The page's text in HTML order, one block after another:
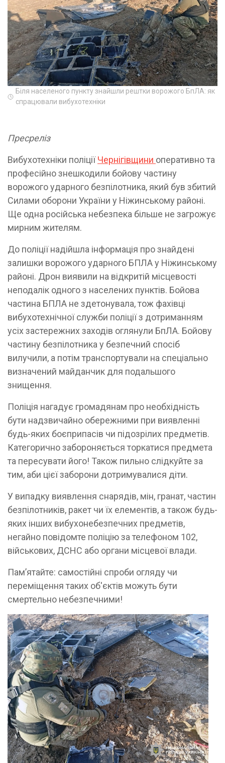
Біля населеного пункту знайшли рештки ворожого БпЛА: як
спрацювали вибухотехніки
Пресреліз
Вибухотехніки поліціїЧернігівщини оперативно та
професійно знешкодили бойову частину
ворожого ударного безпілотника, який був збитий
Силами оборони України у Ніжинському районі.
Ще одна російська небезпека більше не загрожує
мирним жителям.
До поліції надійшла інформація про знайдені
залишки ворожого ударного БПЛА у Ніжинському
районі. Дрон виявили на відкритій місцевості
неподалік одного з населених пунктів. Бойова
частина БПЛА не здетонувала, тож фахівці
вибухотехнічної служби поліції з дотриманням
усіх застережних заходів оглянули БпЛА. Бойову
частину безпілотника у безпечний спосіб
вилучили, а потім транспортували на спеціально
визначений майданчик для подальшого
знищення.
Поліція нагадує громадянам про необхідність
бути надзвичайно обережними при виявленні
будь-яких боєприпасів чи підозрілих предметів.
Категорично забороняється торкатися предмета
та пересувати його! Також пильно слідкуйте за
тим, аби цієї заборони дотримувалися діти.
У випадку виявлення снарядів, мін, гранат, частин
безпілотників, ракет чи їх елементів, а також будь-
яких інших вибухонебезпечних предметів,
негайно повідомте поліцію за телефоном 102,
військових, ДСНС або органи місцевої влади.
Пам’ятайте: самостійні спроби огляду чи
переміщення таких об'єктів можуть бути
смертельно небезпечними!